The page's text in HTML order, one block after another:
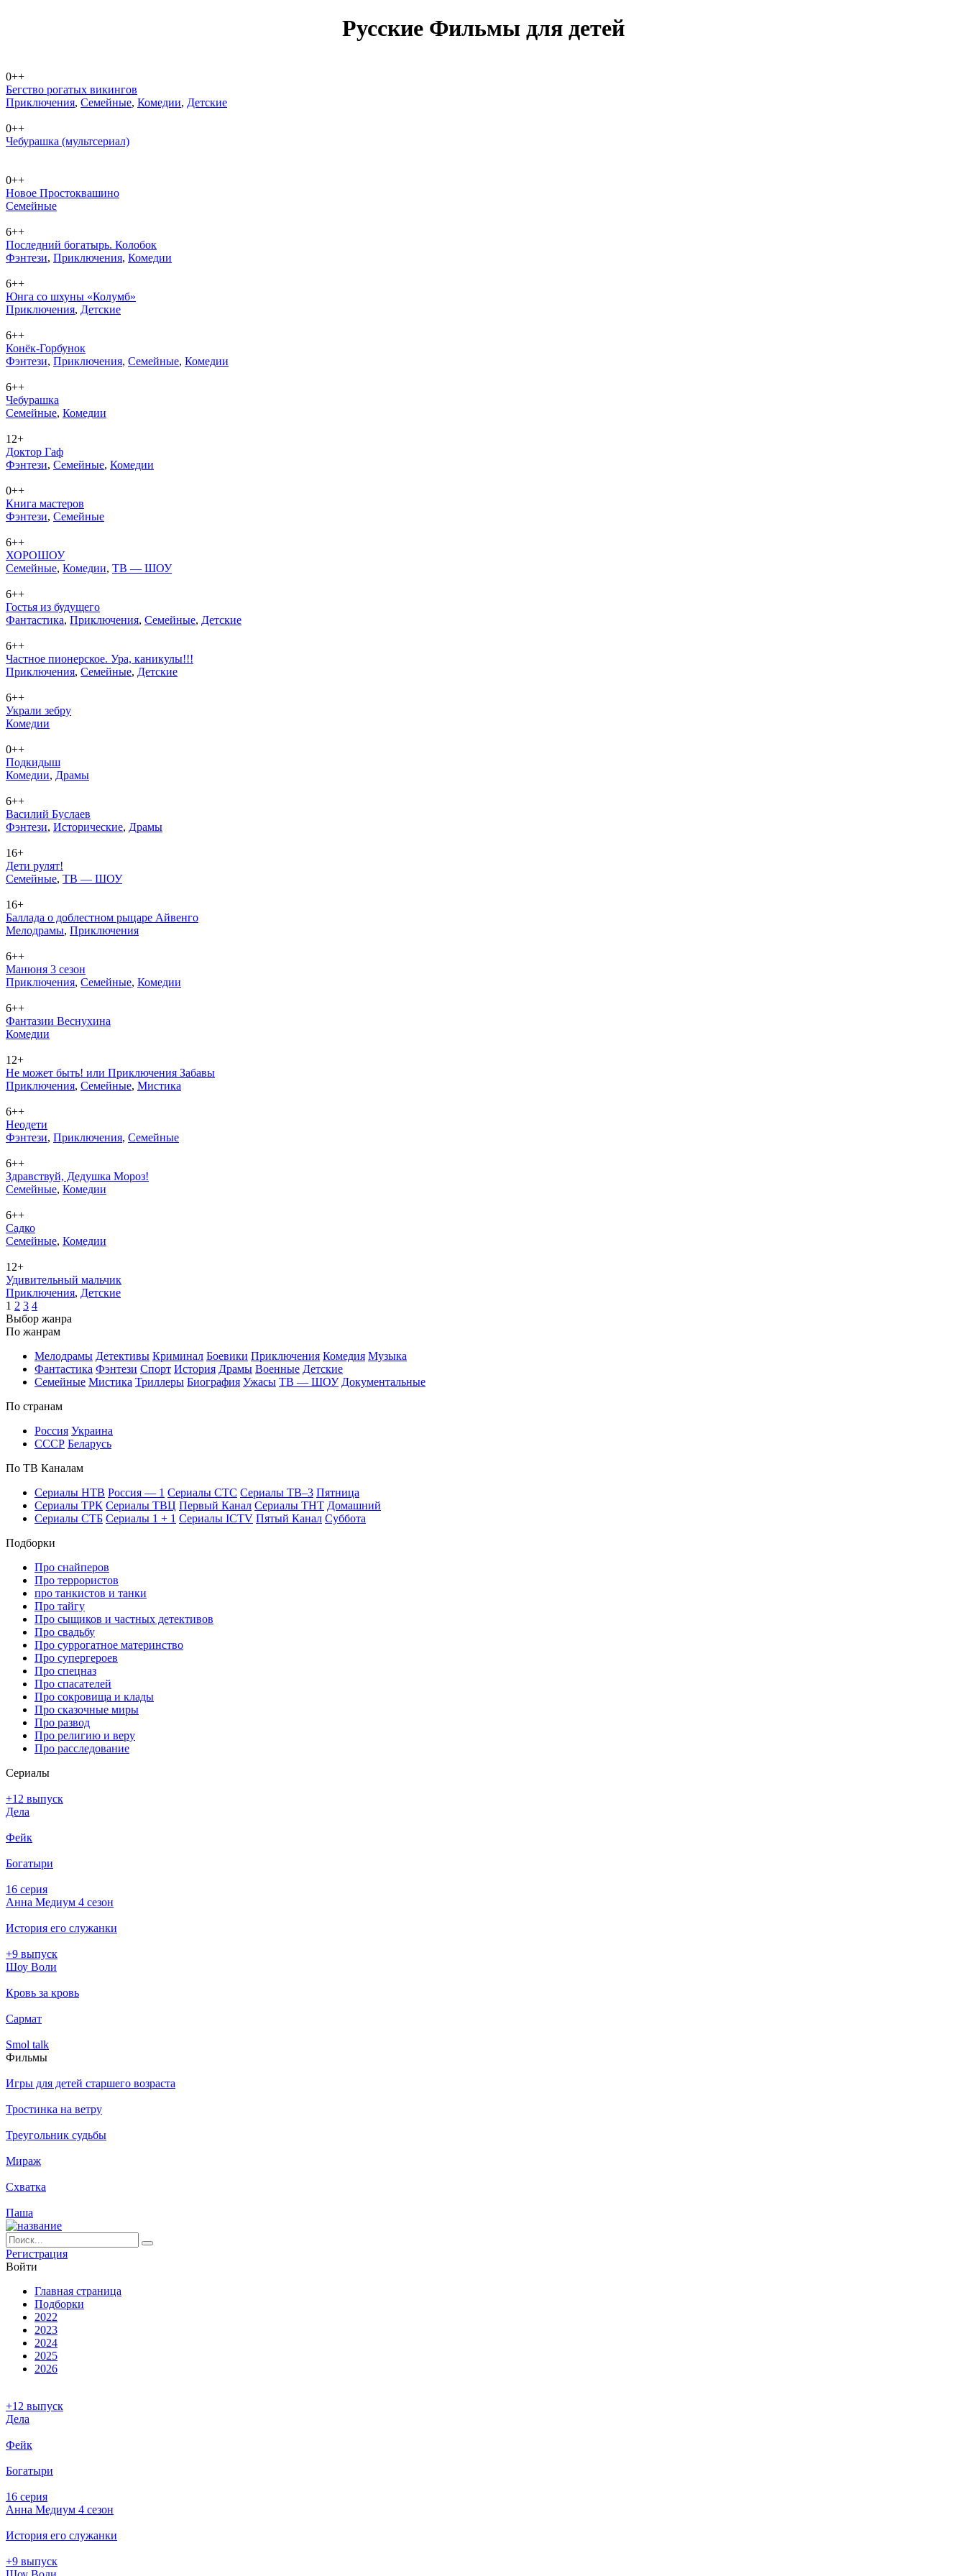
Рус­ские Филь­мы для де­тей
0++
Бегство рогатых викингов
При­клю­че­ния, Се­мей­ные, Ко­ме­дии, Дет­ские
0++
Чебурашка (мультсериал)
0++
Новое Простоквашино
Се­мей­ные
6++
Последний богатырь. Колобок
Фэн­те­зи, При­клю­че­ния, Ко­ме­дии
6++
Юнга со шхуны «Колумб»
При­клю­че­ния, Дет­ские
6++
Конёк-Горбунок
Фэн­те­зи, При­клю­че­ния, Се­мей­ные, Ко­ме­дии
6++
Чебурашка
Се­мей­ные, Ко­ме­дии
12+
Доктор Гаф
Фэн­те­зи, Се­мей­ные, Ко­ме­дии
0++
Книга мастеров
Фэн­те­зи, Се­мей­ные
6++
ХОРОШОУ
Се­мей­ные, Ко­ме­дии, ТВ — ШОУ
6++
Гостья из будущего
Фан­та­сти­ка, При­клю­че­ния, Се­мей­ные, Дет­ские
6++
Частное пионерское. Ура, каникулы!!!
При­клю­че­ния, Се­мей­ные, Дет­ские
6++
Украли зебру
Ко­ме­дии
0++
Подкидыш
Ко­ме­дии, Дра­мы
6++
Василий Буслаев
Фэн­те­зи, Ис­то­ри­че­ские, Дра­мы
16+
Дети рулят!
Се­мей­ные, ТВ — ШОУ
16+
Баллада о доблестном рыцаре Айвенго
Ме­ло­дра­мы, При­клю­че­ния
6++
Манюня 3 сезон
При­клю­че­ния, Се­мей­ные, Ко­ме­дии
6++
Фантазии Веснухина
Ко­ме­дии
12+
Не может быть! или Приключения Забавы
При­клю­че­ния, Се­мей­ные, Мис­ти­ка
6++
Неодети
Фэн­те­зи, При­клю­че­ния, Се­мей­ные
6++
Здравствуй, Дедушка Мороз!
Се­мей­ные, Ко­ме­дии
6++
Садко
Се­мей­ные, Ко­ме­дии
12+
Удивительный мальчик
При­клю­че­ния, Дет­ские
1 2 3 4
Вы­бор жан­ра
По жан­рам
Ме­ло­дра­мы Де­тек­ти­вы Кри­ми­нал Бое­ви­ки При­клю­че­ния Ко­ме­дия Му­зы­ка
Фан­та­сти­ка Фэн­те­зи Спорт Ис­то­рия Дра­мы Во­ен­ные Дет­ские
Се­мей­ные Мис­ти­ка Трил­ле­ры Био­гра­фия Ужа­сы ТВ — ШОУ До­ку­мен­таль­ные
По стра­нам
Рос­сия Ук­раи­на
СССР Бе­ла­русь
По ТВ Ка­на­лам
Се­риа­лы НТВ Рос­сия — 1 Се­риа­лы СТС Се­риа­лы ТВ–3 Пят­ни­ца
Се­риа­лы ТРК Се­риа­лы ТВЦ Пер­вый Ка­нал Се­риа­лы ТНТ До­маш­ний
Се­риа­лы СТБ Се­риа­лы 1 + 1 Се­риа­лы ICTV Пя­тый Ка­нал Суб­бо­та
Подборки
Про снайперов
Про террористов
про танкистов и танки
Про тайгу
Про сыщиков и частных детективов
Про свадьбу
Про суррогатное материнство
Про супергероев
Про спецназ
Про спасателей
Про сокровища и клады
Про сказочные миры
Про развод
Про религию и веру
Про расследование
Се­риа­лы
+12 выпуск
Дела
Фейк
Богатыри
16 серия
Анна Медиум 4 сезон
История его служанки
+9 выпуск
Шоу Воли
Кровь за кровь
Сармат
Smol talk
Филь­мы
Игры для детей старшего возраста
Тростинка на ветру
Треугольник судьбы
Мираж
Схватка
Паша
Ре­ги­ст­ра­ция
Вой­ти
Глав­ная стра­ни­ца
Подборки
2022
2023
2024
2025
2026
+12 выпуск
Дела
Фейк
Богатыри
16 серия
Анна Медиум 4 сезон
История его служанки
+9 выпуск